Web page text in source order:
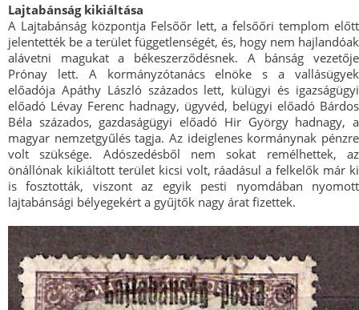
Lajtabánság kikiáltása
A Lajtabánság központja Felsőőr lett, a felsőőri templom előtt
jelentették be a terület függetlenségét, és, hogy nem hajlandóak
alávetni magukat a békeszerződésnek. A bánság vezetője
Prónay lett. A kormányzótanács elnöke s a vallásügyek
előadója Apáthy László százados lett, külügyi és igazságügyi
előadó Lévay Ferenc hadnagy, ügyvéd, belügyi előadó Bárdos
Béla százados, gazdaságügyi előadó Hir György hadnagy, a
magyar nemzetgyűlés tagja. Az ideiglenes kormánynak pénzre
volt szüksége. Adószedésből nem sokat remélhettek, az
önállónak kikiáltott terület kicsi volt, ráadásul a felkelők már ki
is fosztották, viszont az egyik pesti nyomdában nyomott
lajtabánsági bélyegekért a gyűjtők nagy árat fizettek.